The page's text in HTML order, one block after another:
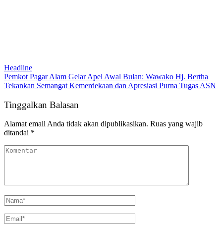
Headline
Pemkot Pagar Alam Gelar Apel Awal Bulan: Wawako Hj. Bertha
Tekankan Semangat Kemerdekaan dan Apresiasi Purna Tugas ASN
Tinggalkan Balasan
Alamat email Anda tidak akan dipublikasikan. Ruas yang wajib
ditandai *